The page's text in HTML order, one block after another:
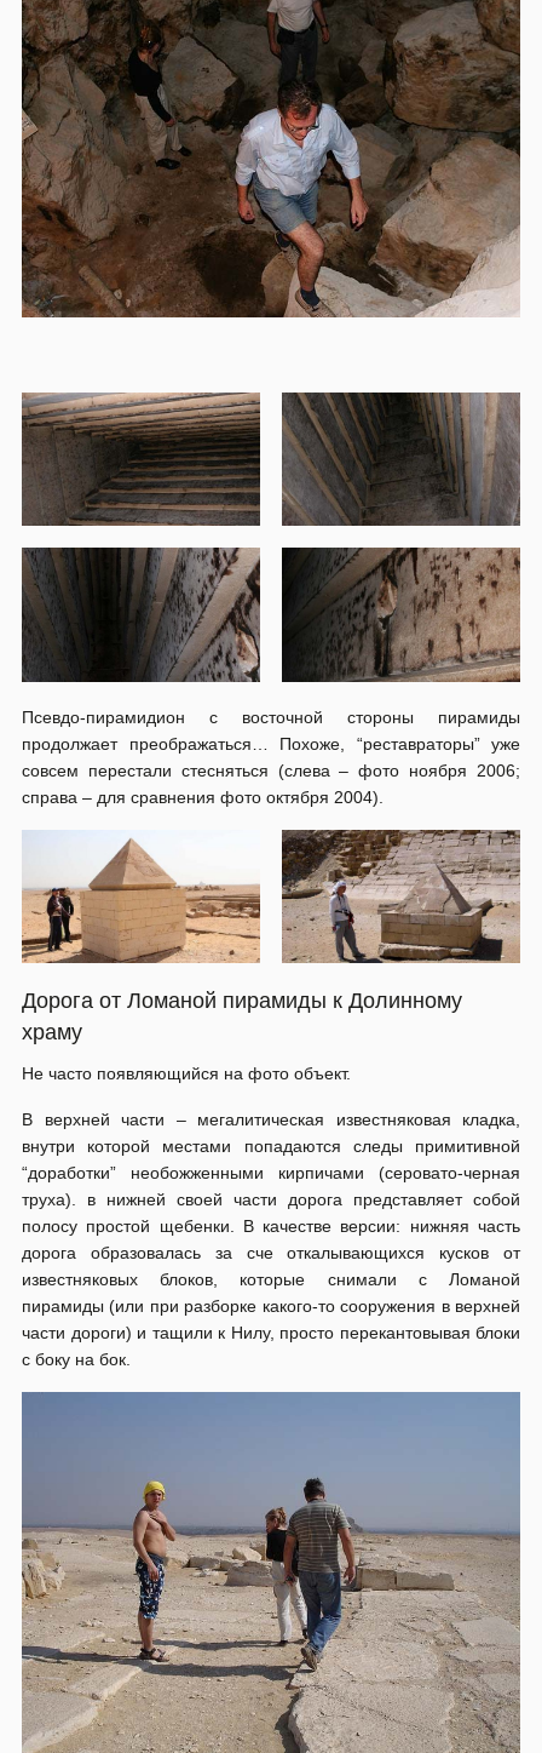
Псевдо-пирамидион с восточной стороны пирамиды
продолжает преображаться… Похоже, “реставраторы” уже
совсем перестали стесняться (слева – фото ноября 2006;
справа – для сравнения фото октября 2004).
Дорога от Ломаной пирамиды к Долинному
храму
Не часто появляющийся на фото объект.
В верхней части – мегалитическая известняковая кладка,
внутри которой местами попадаются следы примитивной
“доработки” необожженными кирпичами (серовато-черная
труха). в нижней своей части дорога представляет собой
полосу простой щебенки. В качестве версии: нижняя часть
дорога образовалась за сче откалывающихся кусков от
известняковых блоков, которые снимали с Ломаной
пирамиды (или при разборке какого-то сооружения в верхней
части дороги) и тащили к Нилу, просто перекантовывая блоки
с боку на бок.